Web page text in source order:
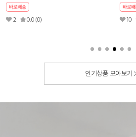
3 5.0 (4) 1
인기상품 모아보기